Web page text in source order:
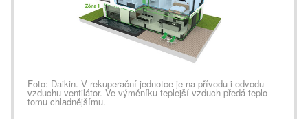
Foto: Daikin. V rekuperační jednotce je na přívodu i odvodu
vzduchu ventilátor. Ve výměníku teplejší vzduch předá teplo
tomu chladnějšímu.